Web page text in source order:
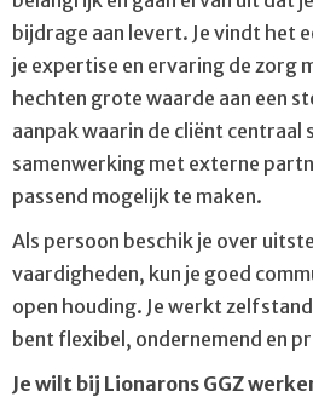
bijdrage aan levert. Je vindt het
je expertise en ervaring de zorg
hechten grote waarde aan een
aanpak waarin de cliënt centraal
samenwerking met externe
passend mogelijk te maken.
Als persoon beschik je over
vaardigheden, kun je goed
open houding. Je werkt
bent flexibel, ondernemend en
Je wilt bij Lionarons GGZ